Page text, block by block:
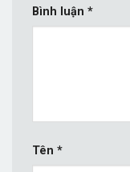
Bình luận *
Tên *